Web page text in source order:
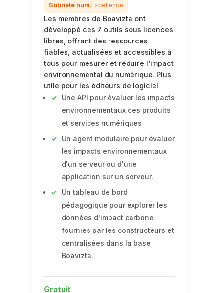
Sobriété num.Excellence
Les membres de Boavizta ont
développé ces 7 outils sous licences
libres, offrant des ressources
fiables, actualisées et accessibles à
tous pour mesurer et réduire l’impact
environnemental du numérique. Plus
utile pour les éditeurs de logiciel
Une API pour évaluer les impacts
environnementaux des produits
et services numériques
Un agent modulaire pour évaluer
les impacts environnementaux
d'un serveur ou d'une
application sur un serveur.
Un tableau de bord
pédagogique pour explorer les
données d'impact carbone
fournies par les constructeurs et
centralisées dans la base
Boavizta.
Gratuit